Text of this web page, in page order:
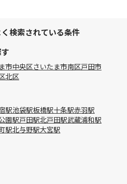
検索されている条件
市中央区さいたま市南区戸田市
北区
駅池袋駅板橋駅十条駅赤羽駅
園駅戸田駅北戸田駅武蔵浦和駅
駅北与野駅大宮駅